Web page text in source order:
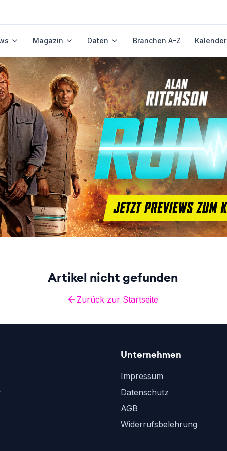
Magazin Daten Branchen A-Z Kalender
Artikel nicht gefunden
Zurück zur Startseite
Unternehmen
Impressum
Datenschutz
AGB
Widerrufsbelehrung